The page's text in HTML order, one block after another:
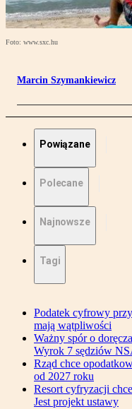
Foto: www.sxc.hu
Marcin Szymankiewicz
Powiązane
Polecane
Najnowsze
Tagi
Podatek cyfrowy
mają wątpliwości
Ważny spór o
Wyrok 7 sędziów
Rząd chce
od 2027 roku
Resort cyfryzacji
Jest projekt ustawy